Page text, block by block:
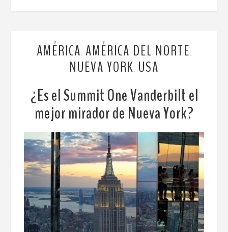
AMÉRICA, AMÉRICA DEL NORTE,
NUEVA YORK, USA
¿Es el Summit One Vanderbilt el
mejor mirador de Nueva York?